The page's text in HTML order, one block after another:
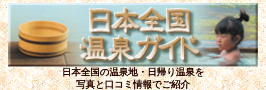
日本全国の温泉地・日帰り温泉を
写真と口コミ情報でご紹介